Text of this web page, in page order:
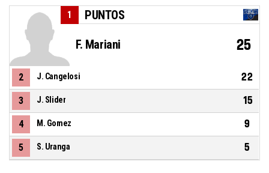
PUNTOS
1
F. Mariani 25
2 J. Cangelosi 22
3 J. Slider 15
4 M. Gomez 9
5 S. Uranga 5